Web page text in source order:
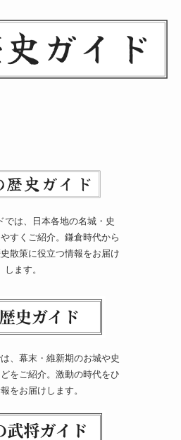
では、日本各地の名城・史
すくご紹介。鎌倉時代から
散策に役立つ情報をお届け
します。
、幕末・維新期のお城や史
をご紹介。激動の時代をひ
をお届けします。